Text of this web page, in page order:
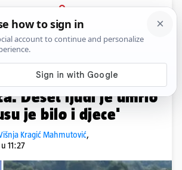
PRIJAVA
News Komentari
NESREĆE
je bilo 67 putnika i
Deset ljudi je umrlo
je bilo i djece'
Kragić Mahmutović,
11:27